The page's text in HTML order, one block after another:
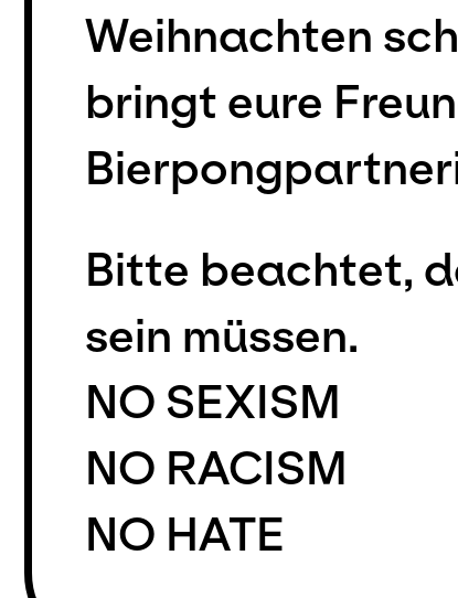
Weihnachten
bringt eure
Bitte beachtet,
sein müssen.
NO SEXISM
NO RACISM
NO HATE